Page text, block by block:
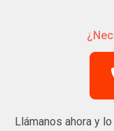
Llámanos ahora y